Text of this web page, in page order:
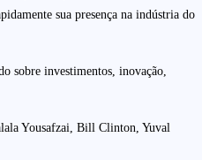
sua presença na indústria do
sobre investimentos, inovação,
Yousafzai, Bill Clinton, Yuval